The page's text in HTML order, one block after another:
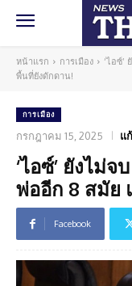
หน้าแรก การเมือง
‘ไอซ์’
พื้นที่ยังดักดาน!
การเมือง
กรกฎาคม 15, 2025 แ
‘ไอซ์’ ยังไม่จ
พ่ออีก 8 สมัย
Facebook